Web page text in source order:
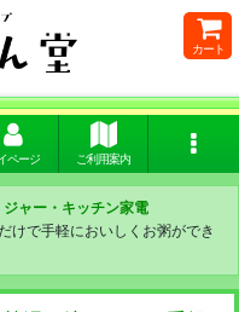
カート
ページ ご利用案内
ャー・キッチン家電
で手軽においしくお粥ができ